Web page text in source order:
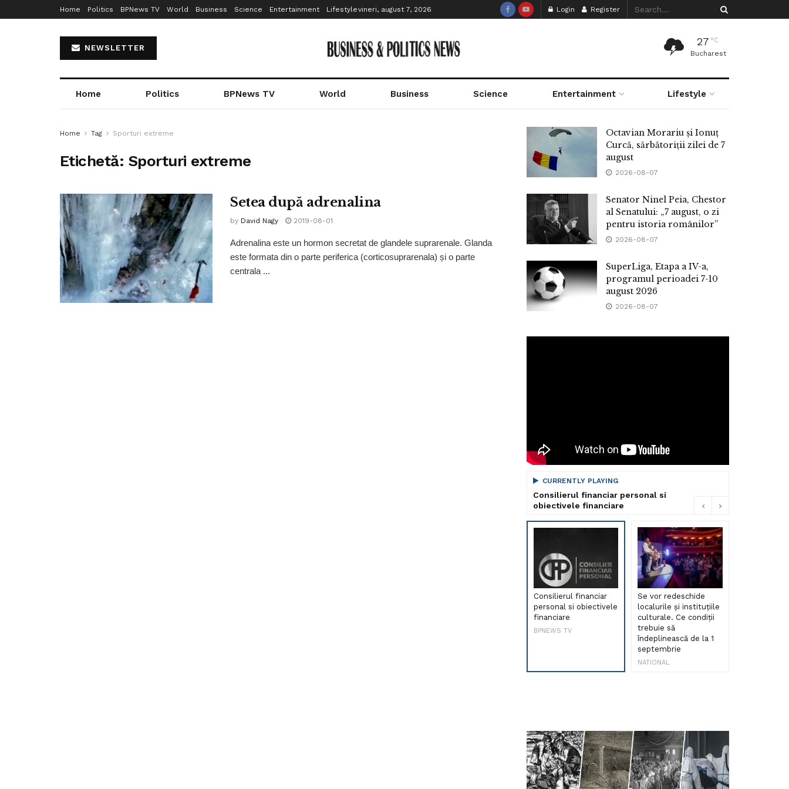
Home Politics BPNews TV World Business Science Entertainment Lifestylevineri, august 7, 2026 Login Register
NEWSLETTER
27 °C
Bucharest
Home Politics BPNews TV World Business Science Entertainment Lifestyle
Home Tag Sporturi extreme
Etichetă: Sporturi extreme
Setea după adrenalina
by David Nagy 2019-08-01
Adrenalina este un hormon secretat de glandele suprarenale. Glanda
este formata din o parte periferica (corticosuprarenala) și o parte
centrala ...
Octavian Morariu și Ionuț
Curcă, sărbătoriții zilei de 7
august
2026-08-07
Senator Ninel Peia, Chestor
al Senatului: „7 august, o zi
pentru istoria românilor”
2026-08-07
SuperLiga, Etapa a IV-a,
programul perioadei 7-10
august 2026
2026-08-07
CURRENTLY PLAYING
Consilierul financiar personal si
obiectivele financiare
Consilierul financiar
personal si obiectivele
financiare
BPNEWS TV
Se vor redeschide
localurile și instituțiile
culturale. Ce condiții
trebuie să
îndeplinească de la 1
septembrie
NATIONAL